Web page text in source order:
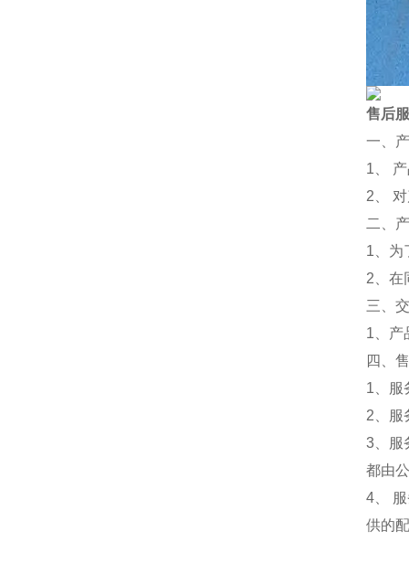
售后
一、
1、
2、
二、
1、为
2、在
三、
1、产
四、
1、服
2、服
3、服
都由
4、
供的